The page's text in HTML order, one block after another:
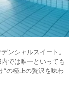
ンシャルスイート。
では唯一といっても
”の極上の贅沢を味わ